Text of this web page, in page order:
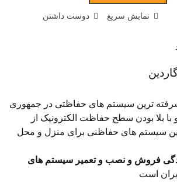
نمایش سریع دوست داشتن
ترین سیستم های حفاظتی در جمهوری
با بلا بودن سطح حفاظت الکترونیک از
سیستم های حفاظنی برای منزل و محل
فروش و نصب و تعمیر سیستم های
است